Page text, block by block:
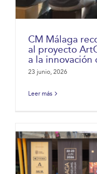
CM Málaga
al proyecto
a la innovación
23 junio, 2026
Leer más